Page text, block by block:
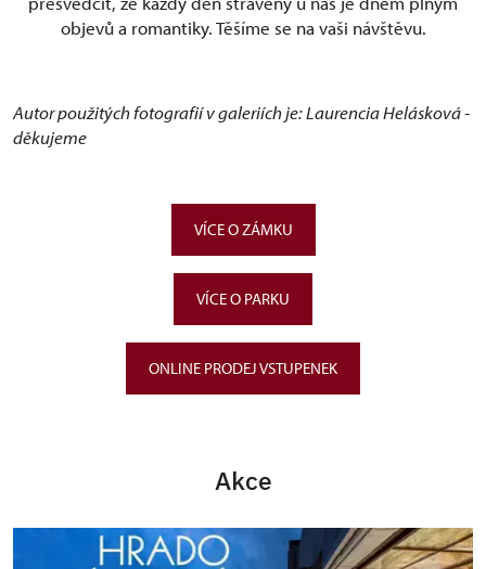
objevů a romantiky. Těšíme se na vaši návštěvu.
Autor použitých fotografií v galeriích je: Laurencia Helásková -
děkujeme
VÍCE O ZÁMKU
VÍCE O PARKU
ONLINE PRODEJ VSTUPENEK
Akce